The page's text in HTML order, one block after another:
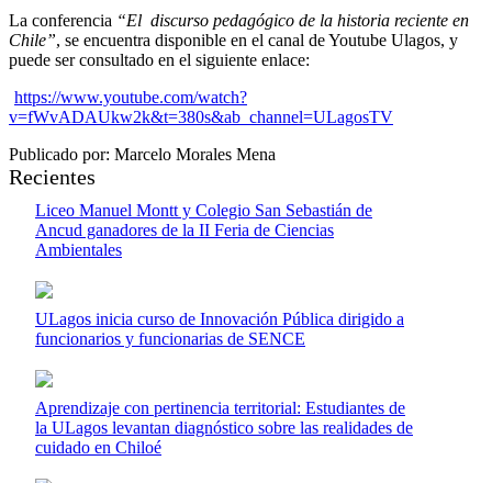
La conferencia “El discurso pedagógico de la historia reciente en
Chile”, se encuentra disponible en el canal de Youtube Ulagos, y
puede ser consultado en el siguiente enlace:
https://www.youtube.com/watch?
v=fWvADAUkw2k&t=380s&ab_channel=ULagosTV
Publicado por: Marcelo Morales Mena
Recientes
Liceo Manuel Montt y Colegio San Sebastián de
Ancud ganadores de la II Feria de Ciencias
Ambientales
ULagos inicia curso de Innovación Pública dirigido a
funcionarios y funcionarias de SENCE
Aprendizaje con pertinencia territorial: Estudiantes de
la ULagos levantan diagnóstico sobre las realidades de
cuidado en Chiloé